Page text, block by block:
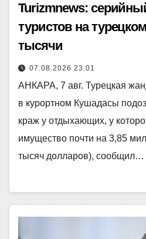
Turizmnews:
туристов на
тысячи
07.08.2026 23:01
АНКАРА, 7 авг. Турецкая
в курортном Кушадасы
краж у отдыхающих, у
имущество почти на 3,85
тысяч долларов), сообщил…